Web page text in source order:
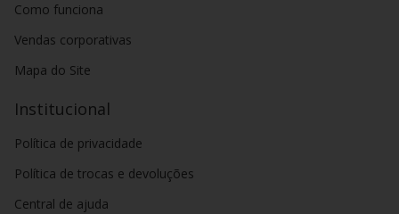
Como funciona
Vendas corporativas
Mapa do Site
Institucional
Política de privacidade
Política de trocas e devoluções
Central de ajuda